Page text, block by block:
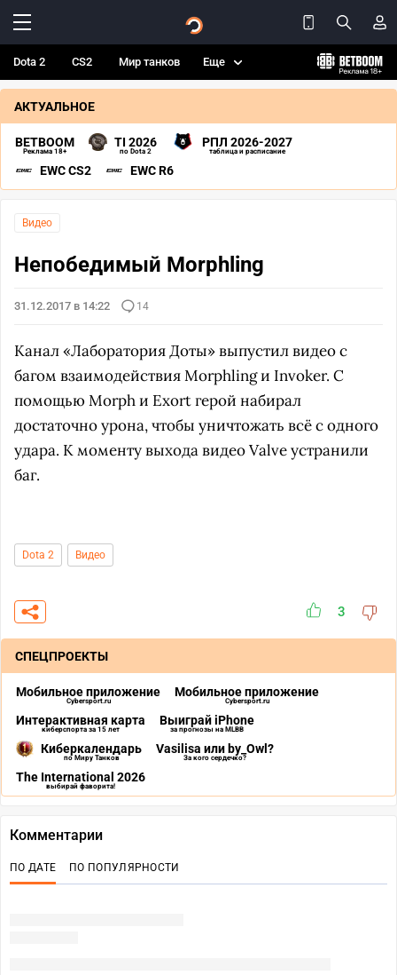
Dota 2 CS2 Мир танков Еще
АКТУАЛЬНОЕ
BETBOOM
Реклама 18+
TI 2026
по Dota 2
РПЛ 2026-2027
таблица и расписание
EWC CS2 EWC R6
Видео
Непобедимый Morphling
31.12.2017 в 14:22 14
Канал «Лаборатория Доты» выпустил видео с
багом взаимодействия Morphling и Invoker. С
помощью Morph и Exort герой набирал
достаточно урона, чтобы уничтожать всё с одного
удара. К моменту выхода видео Valve устранили
баг.
Dota 2 Видео
3
СПЕЦПРОЕКТЫ
Мобильное приложение
Cybersport.ru
Мобильное приложение
Cybersport.ru
Интерактивная карта
киберспорта за 15 лет
Выиграй iPhone
за прогнозы на MLBB
Киберкалендарь
по Миру Танков
Vasilisa или by_Owl?
За кого сердечко?
The International 2026
выбирай фаворита!
Комментарии
ПО ДАТЕ ПО ПОПУЛЯРНОСТИ